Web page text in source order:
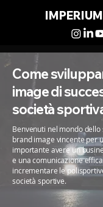
Come
image di
società
Benvenuti nel mondo
brand image vincente per
importante avere un
e una comunicazione
incrementare le
società sportive.